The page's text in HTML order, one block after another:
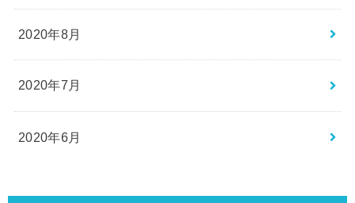
2020年8月
2020年7月
2020年6月